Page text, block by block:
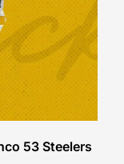
53 Steelers